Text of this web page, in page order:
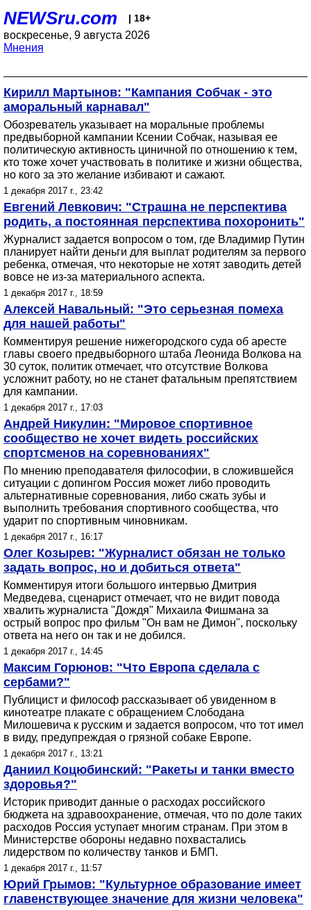
NEWSru.com | 18+
воскресенье, 9 августа 2026
Мнения
Кирилл Мартынов: "Кампания Собчак - это
аморальный карнавал"
Обозреватель указывает на моральные проблемы
предвыборной кампании Ксении Собчак, называя ее
политическую активность циничной по отношению к тем,
кто тоже хочет участвовать в политике и жизни общества,
но кого за это желание избивают и сажают.
1 декабря 2017 г., 23:42
Евгений Левкович: "Страшна не перспектива
родить, а постоянная перспектива похоронить"
Журналист задается вопросом о том, где Владимир Путин
планирует найти деньги для выплат родителям за первого
ребенка, отмечая, что некоторые не хотят заводить детей
вовсе не из-за материального аспекта.
1 декабря 2017 г., 18:59
Алексей Навальный: "Это серьезная помеха
для нашей работы"
Комментируя решение нижегородского суда об аресте
главы своего предвыборного штаба Леонида Волкова на
30 суток, политик отмечает, что отсутствие Волкова
усложнит работу, но не станет фатальным препятствием
для кампании.
1 декабря 2017 г., 17:03
Андрей Никулин: "Мировое спортивное
сообщество не хочет видеть российских
спортсменов на соревнованиях"
По мнению преподавателя философии, в сложившейся
ситуации с допингом Россия может либо проводить
альтернативные соревнования, либо сжать зубы и
выполнить требования спортивного сообщества, что
ударит по спортивным чиновникам.
1 декабря 2017 г., 16:17
Олег Козырев: "Журналист обязан не только
задать вопрос, но и добиться ответа"
Комментируя итоги большого интервью Дмитрия
Медведева, сценарист отмечает, что не видит повода
хвалить журналиста "Дождя" Михаила Фишмана за
острый вопрос про фильм "Он вам не Димон", поскольку
ответа на него он так и не добился.
1 декабря 2017 г., 14:45
Максим Горюнов: "Что Европа сделала с
сербами?"
Публицист и философ рассказывает об увиденном в
кинотеатре плакате с обращением Слободана
Милошевича к русским и задается вопросом, что тот имел
в виду, предупреждая о грязной собаке Европе.
1 декабря 2017 г., 13:21
Даниил Коцюбинский: "Ракеты и танки вместо
здоровья?"
Историк приводит данные о расходах российского
бюджета на здравоохранение, отмечая, что по доле таких
расходов Россия уступает многим странам. При этом в
Министерстве обороны недавно похвастались
лидерством по количеству танков и БМП.
1 декабря 2017 г., 11:57
Юрий Грымов: "Культурное образование имеет
главенствующее значение для жизни человека"